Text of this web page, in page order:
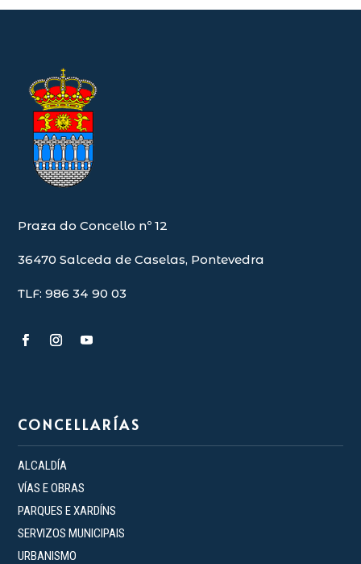
Praza do Concello nº 12
36470 Salceda de Caselas, Pontevedra
TLF: 986 34 90 03
CONCELLARÍAS
ALCALDÍA
VÍAS E OBRAS
PARQUES E XARDÍNS
SERVIZOS MUNICIPAIS
URBANISMO